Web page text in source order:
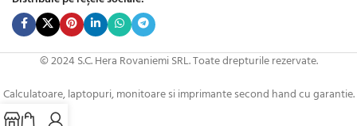
© 2024 S.C. Hera Rovaniemi SRL. Toate drepturile rezervate.
Calculatoare, laptopuri, monitoare si imprimante second hand cu garantie.